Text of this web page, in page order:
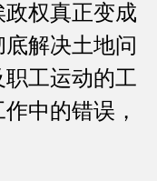
权真正变成
解决土地问
工运动的工
中的错误，